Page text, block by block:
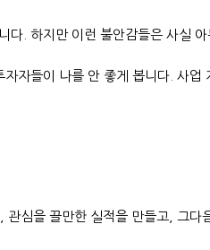
. 하지만 이런 불안감들은 사실 아
자들이 나를 안 좋게 봅니다. 사
심을 끌만한 실적을 만들고, 그다